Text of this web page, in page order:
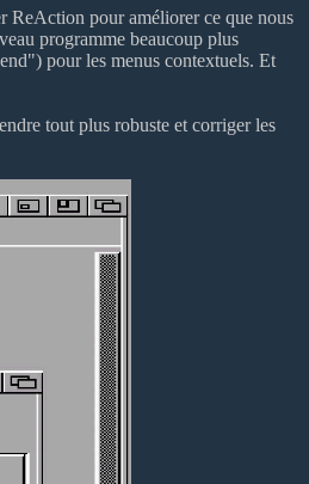
ReAction pour améliorer ce que nous
programme beaucoup plus
pour les menus contextuels. Et
tout plus robuste et corriger les